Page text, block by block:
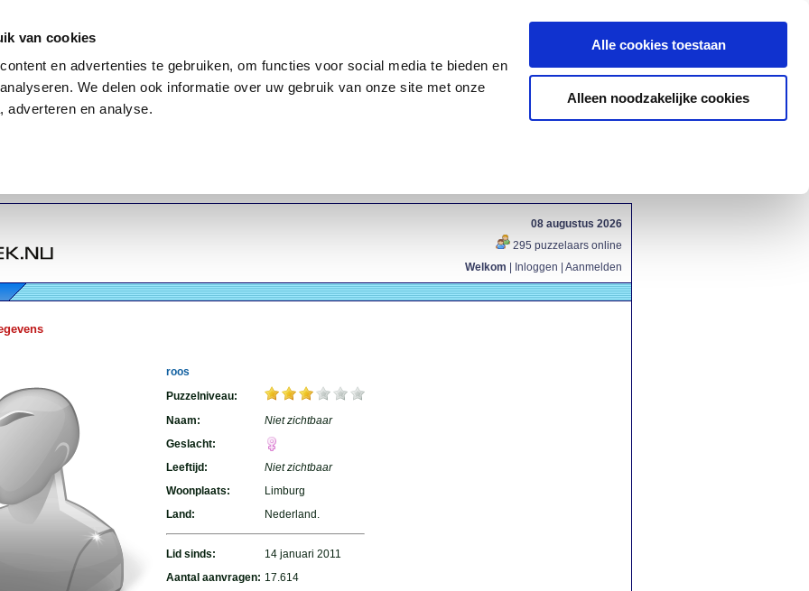
van cookies
en advertenties te gebruiken, om functies voor social media te bieden en
We delen ook informatie over uw gebruik van onze site met onze
adverteren en analyse.
Alle cookies toestaan
Alleen noodzakelijke cookies
08 augustus 2026
295 puzzelaars online
Welkom
Inloggen Aanmelden
roos
Puzzelniveau:
Naam:
Niet zichtbaar
Geslacht:
Leeftijd:
Niet zichtbaar
Woonplaats:
Limburg
Land:
Nederland.
Lid sinds:
14 januari 2011
Aantal aanvragen: 17.614